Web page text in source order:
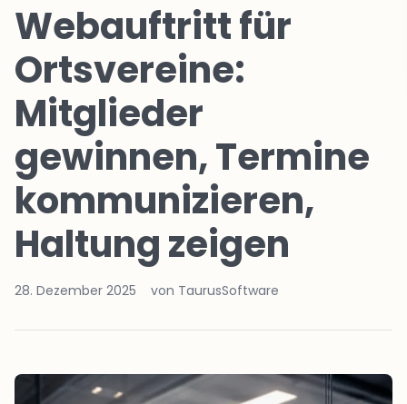
Webauftritt für
Ortsvereine:
Mitglieder
gewinnen, Termine
kommunizieren,
Haltung zeigen
28. Dezember 2025 von TaurusSoftware